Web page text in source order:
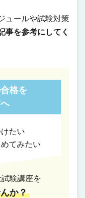
ュールや試験対策
事を参考にしてく
格を
たい
てみたい
験講座を
か？